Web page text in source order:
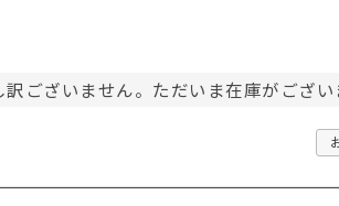
訳ございません。ただいま在庫がござい